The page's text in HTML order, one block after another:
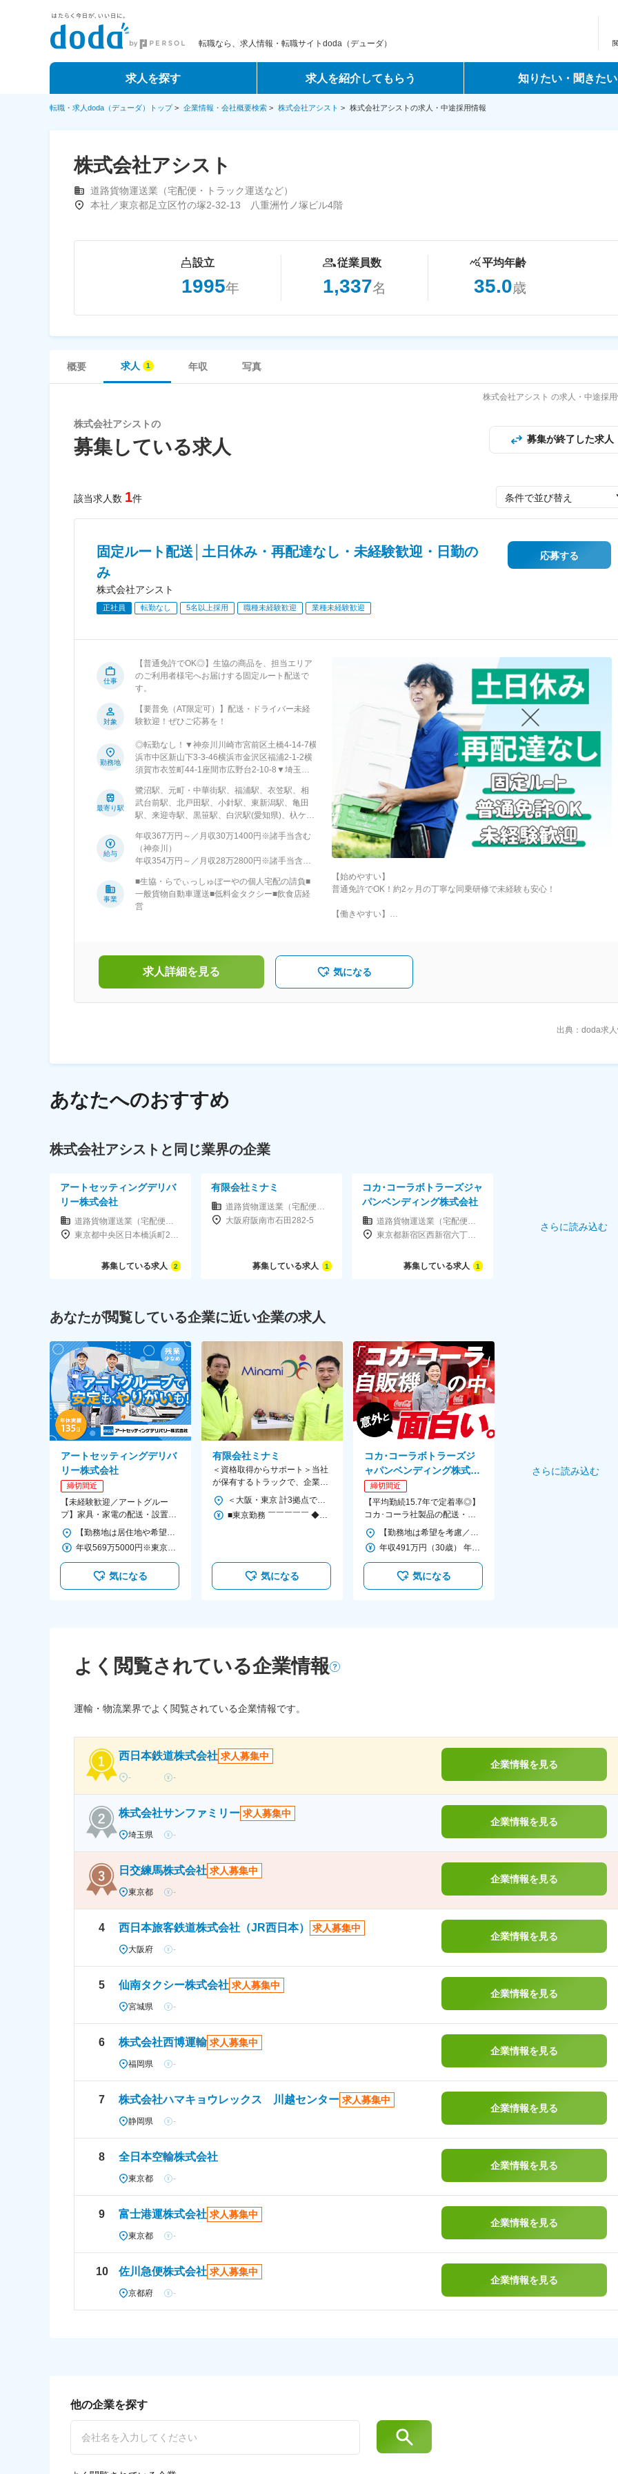
転職なら、求人情報・転職サイトdoda（デューダ）
求人を探す 求人を紹介してもらう 知りたい・聞きたい
転職・求人doda（デューダ）トップ> 企業情報・会社概要検索 > 株式会社アシスト > 株式会社アシストの求人・中途採用情報
株式会社アシスト
道路貨物運送業（宅配便・トラック運送など）
本社／東京都足立区竹の塚2‐32-13 八重洲竹ノ塚ビル4階
設立
1995年
従業員数
1,337名
平均年齢
35.0歳
概要 求人 年収 写真
株式会社アシスト の求人・中途採
株式会社アシストの
募集している求人 募集が終了した求人
該当求人数 1件 条件で並び替え
固定ルート配送│土日休み・再配達なし・未経験歓迎・日勤の
み
株式会社アシスト
応募する
正社員 転勤なし 5名以上採用 職種未経験歓迎 業種未経験歓迎
仕事
【普通免許でOK◎】生協の商品を、担当エリア
のご利用者様宅へお届けする固定ルート配送で
す。
対象
【要普免（AT限定可）】配送・ドライバー未経
験歓迎！ぜひご応募を！
勤務地
◎転勤なし！▼神奈川川崎市宮前区土橋4-14-7横
浜市中区新山下3-3-46横浜市金沢区福浦2-1-2横
須賀市衣笠町44-1座間市広野台2-10-8▼埼玉戸
潟市東区山木戸7-6-46新潟市江南区茗荷谷1432
長岡市浦10331番▼愛知みよし市根浦町4-1-7知
多郡阿久比町大字草木字殿井田10-2長久手市蟹
原2001名古屋市守山区青山台628-3豊橋市下地
町字五貫45新城市黒田宇草場48-12▼三重桑名市
城山台82四日市市富士町1-15▼京都京都市山科
233▼岡山倉敷市広江1-2723-6総社市中央6-7-
101笠岡市十一番町11-33▼広島広島市安芸区矢
野東2-4-21呉市広多賀谷2-5-48▼熊本上益城郡
最寄り駅
鷺沼駅、元町・中華街駅、福浦駅、衣笠駅、相
武台前駅、北戸田駅、小針駅、東新潟駅、亀田
駅、来迎寺駅、黒笹駅、白沢駅(愛知県)、杁ケ池
駅、阿倉川駅、東野駅(京都府)、竹田駅(京都
府)、水島駅、東総社駅、笠岡駅、矢野駅、新広
駅、健軍町駅、上伊集院駅、上川内駅、浦添前
田駅、小禄駅、産業振興センター駅
給与
年収367万円～／月収30万1400円※諸手当含む
（神奈川）
年収354万円～／月収28万2800円※諸手当含む
事業
■生協・らでぃっしゅぼーやの個人宅配の請負■
一般貨物自動車運送■低料金タクシー■飲食店経
営
【始めやすい】
普通免許でOK！約2ヶ月の丁寧な同乗研修で未経験も安心！
【働きやすい】
毎年ある定額昇給で、長く続けるほど収入もUP！
求人詳細を見る 気になる
出典：doda求
あなたへのおすすめ
株式会社アシストと同じ業界の企業
アートセッティングデリバ
リー株式会社
道路貨物運送業（宅配便・トラック運送など）
東京都中央区日本橋浜町2-61-9 TIE浜町ビル2階
募集している求人 2
有限会社ミナミ
道路貨物運送業（宅配便・トラック運送など）
大阪府阪南市石田282-5
募集している求人 1
コカ･コーラボトラーズジャ
パンベンディング株式会社
道路貨物運送業（宅配便・トラック運送など）
東京都新宿区西新宿六丁目18番1号 住友不動産新宿セントラルパークタワー
募集している求人 1
さらに読み込む
あなたが閲覧している企業に近い企業の求人
アートセッティングデリバ
リー株式会社
締切間近
【未経験歓迎／アートグルー
プ】家具・家電の配送・設置★
普免があればOK！ほとんどが中
途＆未経験入社
【勤務地は居住地や希望を考慮＆転勤ほぼなし】 ＜北海道＞ 札幌市 ＜宮城＞ 仙台市 ＜茨城＞ 水戸市、つくば市 ＜栃木＞ 鹿沼市 ＜群馬＞ 高崎 ＜埼玉＞ 熊谷市、草加市、さいたま市、所沢市 ＜千葉＞ 千葉市、木更津市、船橋市、柏市 ＜東京＞ 足立区、練馬区、江東区、大田区、府中市、町田市 ＜神奈川＞ 横浜市、川崎市、海老名市、足柄上郡 ＜新潟＞ 新潟市 ＜富山＞ 射水市 ＜石川＞ 金沢市 ＜長野＞ 中野市、松本市 ＜山梨＞ 甲斐市 ＜岐阜＞ 羽鳥郡 ＜静岡＞ 静岡市、沼津市、浜松市 ＜愛知＞ 長久手市、岡崎市、名古屋市、一宮市 ＜三重＞ 四日市市 ＜大阪＞ 住之江区、西淀川区、岸和田市、摂津市、東大阪市、豊中市 ＜京都＞ 京都市 ＜兵庫＞ 神戸市、川西市、高砂市 ＜滋賀＞ 栗東市 ＜奈良＞ 大和郡山市 ＜和歌山＞ 和歌山市 ＜岡山＞ 岡山市 ＜広島＞ 広島市、東広島市 ＜香川＞ 高松市 ＜福岡＞ 北九州市、福岡市 ＜熊本＞ 熊本市 ＜鹿児島＞ 鹿児島市 ※支店により車通勤OK ※受動喫煙対策あり
年収569万5000円※東京23区在住、勤務／勤続5年／扶養家族3名
気になる
有限会社ミナミ
＜資格取得からサポート＞当社
が保有するトラックで、企業・
法人向けの近距離メインの貨物
の集配・配送業務
＜大阪・東京 計3拠点での募集！＞ ◎U・Iターン歓迎／転居を伴う転勤ナシ ご希望やお住まいも考慮の上で 下記いずれかの拠点に配属します 【本社】 ■大阪府阪南市石田282-5 ・南海本線「鳥取ノ荘」駅より徒歩約20分 【大阪営業所】 ■大阪府大阪市住之江区南港北2-1-10 アジア太平洋トレードセンタービル（ATCビル）ITM棟3階E-3D ・ニュートラム「トレードセンター前」駅より徒歩3分 【東京物流センター】※オープニング募集 ■東京都江東区青海4-3-7 ・ゆりかもめ「テレコムセンター」駅から徒歩8分
■東京勤務 ￣￣￣￣￣ ◆トレーラードライバー：月給40万円以上＋諸手当 （※週1回長距離配送可能な方は、月給45万円以上） ◆大型ドライバー：月給35～40万円以上＋諸手当 ◆4tドライバー：月給30万円以上＋諸手当 ※試用期間1ヵ月（期間中は時給2000円） ※固定残業代（一律7万円以上／40時間分）（月給制の場合）を含みます。超過分は別途支給いたします。 ■大阪勤務 ￣￣￣￣￣ ◆トレーラードライバー：月給35万円以上＋諸手当 ◆大型ドライバー：月給30万円以上＋諸手当 （※週1回長距離配送可能な方は、月給40万円以上） ◆4tドライバー：月給25万円以上＋諸手当 ※試用期間1ヵ月（期間中は時給2000円） ※固定残業代（一律4万7000円以上／30時間分）（月給制の場合）を含みます。超過分は別途支給いたします。 ■収入例 ￣￣￣￣ 【平均年収】 ・10tドライバー：約470万円（週1回の長距離運行あり） ・トレーラー：約400万円 ・４tドライバー：約390万円 上記以上を稼いでる社員も多数在籍！
気になる
コカ･コーラボトラーズジ
ャパンベンディング株式会
社 (コカ･コーラボトラーズ
ジャパングループ)
締切間近
【平均勤続15.7年で定着率◎】
コカ･コーラ社製品の配送・自
動販売機への補充／5～6名のチ
ーム制
【勤務地は希望を考慮／車通勤OK】 ■ 東北 宮城・福島・山形 ■ 関東 東京・埼玉・神奈川・千葉・群馬・栃木・茨城・山梨 ■ 北信越 新潟 ■ 東海 静岡・岐阜・愛知・三重 ■ 近畿 滋賀・奈良・和歌山・大阪・京都・兵庫 ■中国・四国 岡山・香川・徳島・高知・広島・山口 ■ 九州 福岡・熊本・大分・宮崎・鹿児島・長崎・佐賀 ※一部、自社敷地内に駐車場がない拠点では、ご自身で駐車場を手配していただきます。 ※受動喫煙対策あり
年収491万円（30歳） 年収447万円（25歳）
気になる
さらに読み込む
よく閲覧されている企業情報
運輸・物流業界でよく閲覧されている企業情報です。
西日本鉄道株式会社 求人募集中
- -
企業情報を見る
株式会社サンファミリー 求人募集中
埼玉県 -
企業情報を見る
日交練馬株式会社 求人募集中
東京都 -
企業情報を見る
4 西日本旅客鉄道株式会社（JR西日本） 求人募集中
大阪府 -
企業情報を見る
5 仙南タクシー株式会社 求人募集中
宮城県 -
企業情報を見る
6 株式会社西博運輸 求人募集中
福岡県 -
企業情報を見る
7 株式会社ハマキョウレックス 川越センター 求人募集中
静岡県 -
企業情報を見る
8 全日本空輸株式会社
東京都 -
企業情報を見る
9 富士港運株式会社 求人募集中
東京都 -
企業情報を見る
10 佐川急便株式会社 求人募集中
京都府 -
企業情報を見る
他の企業を探す